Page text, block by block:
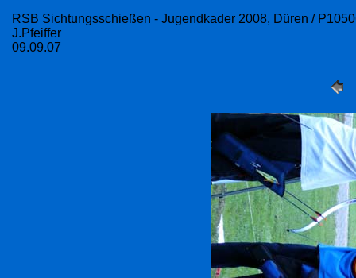
RSB Sichtungsschießen - Jugendkader 2008, Düren /
J.Pfeiffer
09.09.07